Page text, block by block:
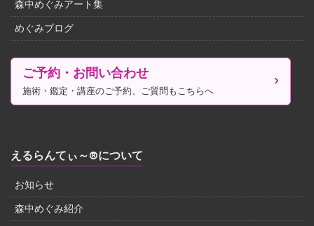
森中めぐみアート集
めぐみブログ
ご予約・お問い合わせ
施術・鑑定・講座のご予約、ご質問もこちらへ
えるらんてぃ～®について
お知らせ
森中めぐみ紹介